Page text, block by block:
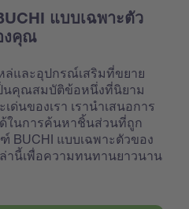
แบบเฉพาะตัว
งคุณ
และอุปกรณ์เสริมที่ขยาย
นคุณสมบัติข้อหนึ่งที่นิยาม
นของเรา เรานำเสนอการ
ในการค้นหาชิ้นส่วนที่ถูก
BUCHI แบบเฉพาะตัวของ
านี้เพื่อความทนทานยาวนาน